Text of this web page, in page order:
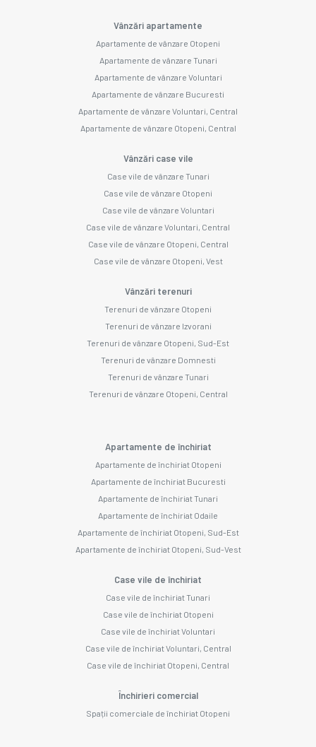
Vânzări apartamente
Apartamente de vânzare Otopeni
Apartamente de vânzare Tunari
Apartamente de vânzare Voluntari
Apartamente de vânzare Bucuresti
Apartamente de vânzare Voluntari, Central
Apartamente de vânzare Otopeni, Central
Vânzări case vile
Case vile de vânzare Tunari
Case vile de vânzare Otopeni
Case vile de vânzare Voluntari
Case vile de vânzare Voluntari, Central
Case vile de vânzare Otopeni, Central
Case vile de vânzare Otopeni, Vest
Vânzări terenuri
Terenuri de vânzare Otopeni
Terenuri de vânzare Izvorani
Terenuri de vânzare Otopeni, Sud-Est
Terenuri de vânzare Domnesti
Terenuri de vânzare Tunari
Terenuri de vânzare Otopeni, Central
Apartamente de închiriat
Apartamente de închiriat Otopeni
Apartamente de închiriat Bucuresti
Apartamente de închiriat Tunari
Apartamente de închiriat Odaile
Apartamente de închiriat Otopeni, Sud-Est
Apartamente de închiriat Otopeni, Sud-Vest
Case vile de închiriat
Case vile de închiriat Tunari
Case vile de închiriat Otopeni
Case vile de închiriat Voluntari
Case vile de închiriat Voluntari, Central
Case vile de închiriat Otopeni, Central
Închirieri comercial
Spații comerciale de închiriat Otopeni